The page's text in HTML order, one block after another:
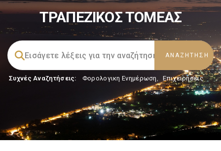
ΤΡΑΠΕΖΙΚΟΣ ΤΟΜΕΑΣ
Συχνές Αναζητήσεις: Φορολογικη Ενημέρωση, Επιχειρήσεις